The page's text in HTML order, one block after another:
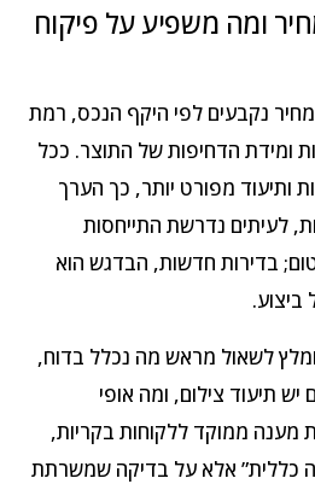
ומה משפיע על פיקוח
מחיר נקבעים לפי היקף הנכס, רמת
ומידת הדחיפות של התוצר. ככל
ותיעוד מפורט יותר, כך הערך
לעיתים נדרשת התייחסות
בדירות חדשות, הבדגש הוא
לשאול מראש מה נכלל בדוח,
תיעוד צילום, ומה אופי
מענה ממוקד ללקוחות בקריות,
כללית” אלא על בדיקה שמשרתת